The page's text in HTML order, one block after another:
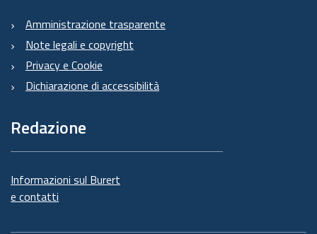
Amministrazione trasparente
Note legali e copyright
Privacy e Cookie
Dichiarazione di accessibilità
Redazione
Informazioni sul Burert
e contatti